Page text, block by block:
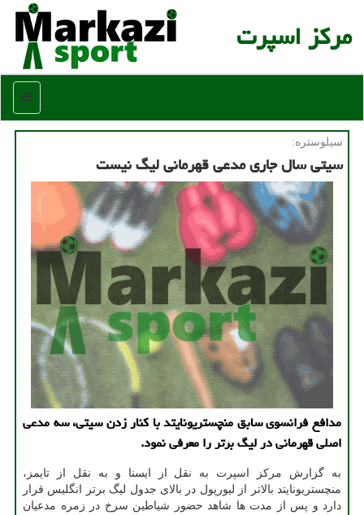
مركز اسپرت
منو
سیلوستره:
سیتی سال جاری مدعی قهرمانی لیگ نیست
مدافع فرانسوی سابق منچستریونایتد با کنار زدن سیتی، سه مدعی
اصلی قهرمانی در لیگ برتر را معرفی نمود.
به گزارش مرکز اسپرت به نقل از ایسنا و به نقل از تایمز،
منچستریونایتد بالاتر از لیورپول در بالای جدول لیگ برتر انگلیس قرار
دارد و پس از مدت ها شاهد حضور شیاطین سرخ در زمره مدعیان